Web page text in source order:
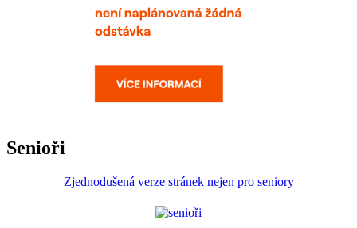
Senioři
Zjednodušená verze stránek nejen pro seniory